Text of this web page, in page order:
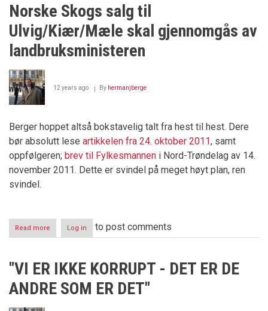
prosess
Norske Skogs salg til
Ulvig/Kiær/Mæle skal gjennomgås av
landbruksministeren
12 years ago By hermanjberge
Berger hoppet altså bokstavelig talt fra hest til hest. Dere
bør absolutt lese artikkelen fra 24. oktober 2011, samt
oppfølgeren; brev til Fylkesmannen i Nord-Trøndelag av 14.
november 2011. Dette er svindel på meget høyt plan, ren
svindel.
Read more
Norske
skal
Log in to post comments
"VI ER IKKE KORRUPT - DET ER DE
ANDRE SOM ER DET"